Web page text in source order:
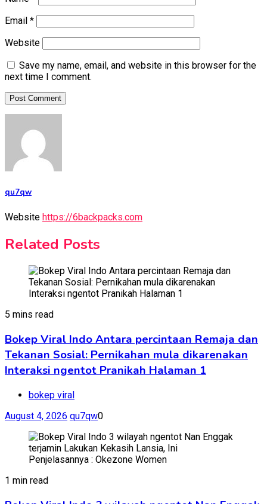
Email *
Website
Save my name, email, and website in this browser for the
next time I comment.
qu7qw
Website https://6backpacks.com
Related Posts
5 mins read
Bokep Viral Indo Antara percintaan Remaja dan
Tekanan Sosial: Pernikahan mula dikarenakan
Interaksi ngentot Pranikah Halaman 1
bokep viral
August 4, 2026 qu7qw0
1 min read